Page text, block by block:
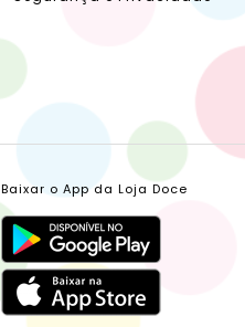
Baixar o App da Loja Doce